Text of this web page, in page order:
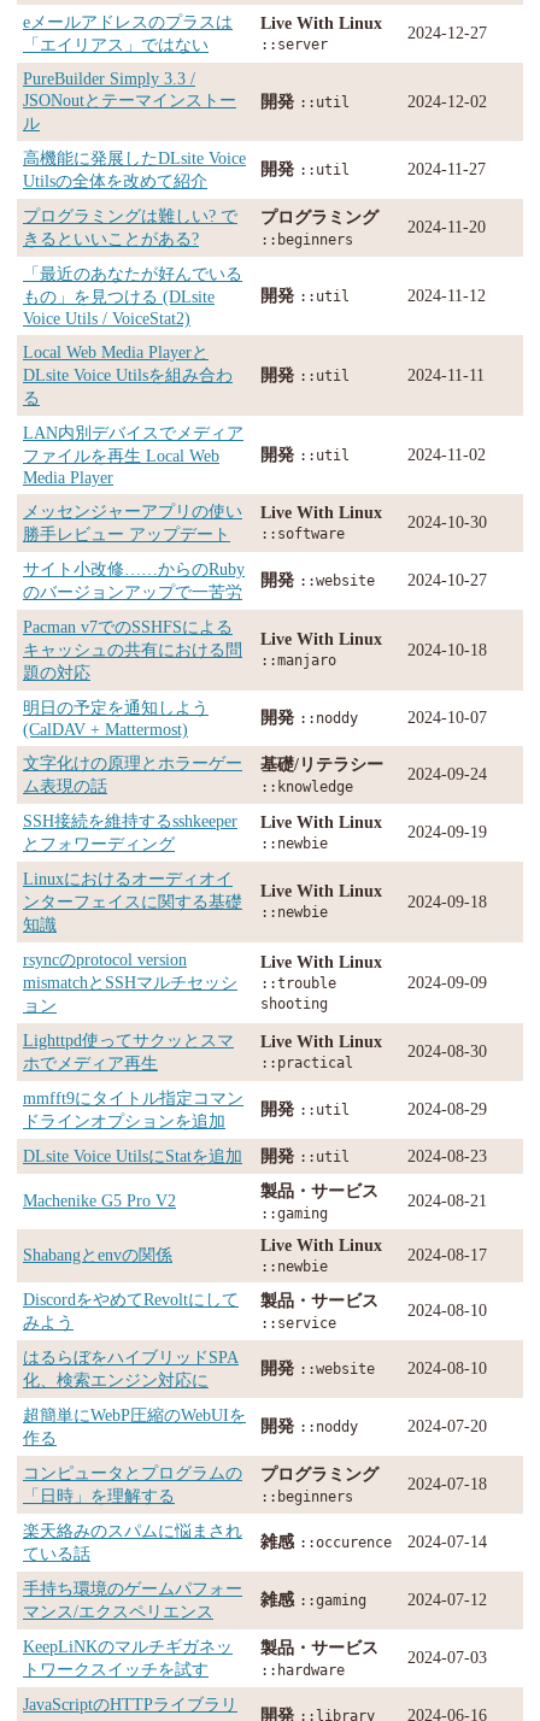
eメールアドレスのプラスは
「エイリアス」ではない
Live With Linux
::server
2024-12-27
PureBuilder Simply 3.3 /
JSONoutとテーマインストー
ル
開発 ::util 2024-12-02
高機能に発展したDLsite Voice
Utilsの全体を改めて紹介
開発 ::util 2024-11-27
プログラミングは難しい? で
きるといいことがある?
プログラミング
::beginners
2024-11-20
「最近のあなたが好んでいる
もの」を見つける (DLsite
Voice Utils / VoiceStat2)
開発 ::util 2024-11-12
Local Web Media Playerと
DLsite Voice Utilsを組み合わ
る
開発 ::util 2024-11-11
LAN内別デバイスでメディア
ファイルを再生 Local Web
Media Player
開発 ::util 2024-11-02
メッセンジャーアプリの使い
勝手レビュー アップデート
Live With Linux
::software
2024-10-30
サイト小改修……からのRuby
のバージョンアップで一苦労
開発 ::website 2024-10-27
Pacman v7でのSSHFSによる
キャッシュの共有における問
題の対応
Live With Linux
::manjaro
2024-10-18
明日の予定を通知しよう
(CalDAV + Mattermost)
開発 ::noddy 2024-10-07
文字化けの原理とホラーゲー
ム表現の話
基礎/リテラシー
::knowledge
2024-09-24
SSH接続を維持するsshkeeper
とフォワーディング
Live With Linux
::newbie
2024-09-19
Linuxにおけるオーディオイ
ンターフェイスに関する基礎
知識
Live With Linux
::newbie
2024-09-18
rsyncのprotocol version
mismatchとSSHマルチセッシ
ョン
Live With Linux
::trouble
shooting
2024-09-09
Lighttpd使ってサクッとスマ
ホでメディア再生
Live With Linux
::practical
2024-08-30
mmfft9にタイトル指定コマン
ドラインオプションを追加
開発 ::util 2024-08-29
DLsite Voice UtilsにStatを追加 開発 ::util 2024-08-23
Machenike G5 Pro V2 製品・サービス
::gaming
2024-08-21
Shabangとenvの関係 Live With Linux
::newbie
2024-08-17
DiscordをやめてRevoltにして
みよう
製品・サービス
::service
2024-08-10
はるらぼをハイブリッドSPA
化、検索エンジン対応に
開発 ::website 2024-08-10
超簡単にWebP圧縮のWebUIを
作る
開発 ::noddy 2024-07-20
コンピュータとプログラムの
「日時」を理解する
プログラミング
::beginners
2024-07-18
楽天絡みのスパムに悩まされ
ている話
雑感 ::occurence 2024-07-14
手持ち環境のゲームパフォー
マンス/エクスペリエンス
雑感 ::gaming 2024-07-12
KeepLiNKのマルチギガネッ
トワークスイッチを試す
製品・サービス
::hardware
2024-07-03
JavaScriptのHTTPライブラリ
開発 ::library 2024-06-16